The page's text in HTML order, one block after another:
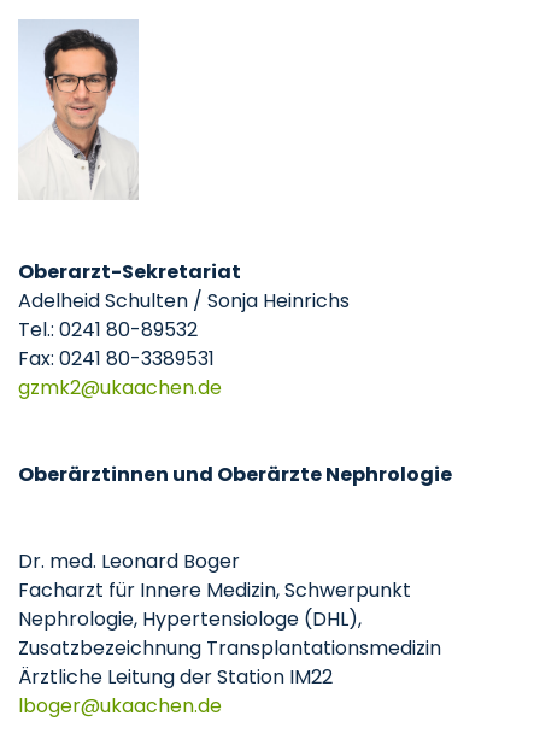
Oberarzt-Sekretariat
Adelheid Schulten / Sonja Heinrichs
Tel.: 0241 80-89532
Fax: 0241 80-3389531
gzmk2
ukaachende
Oberärztinnen und Oberärzte Nephrologie
Dr. med. Leonard Boger
Facharzt für Innere Medizin, Schwerpunkt
Nephrologie, Hypertensiologe (DHL),
Zusatzbezeichnung Transplantationsmedizin
Ärztliche Leitung der Station IM22
lboger
ukaachende